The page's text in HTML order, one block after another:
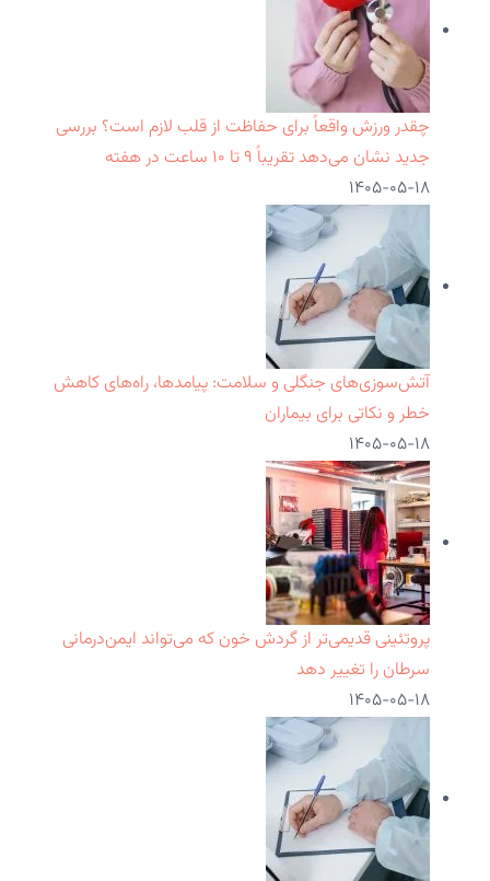
چقدر ورزش واقعاً برای حفاظت از قلب لازم است؟ بررسی
جدید نشان می‌دهد تقریباً ۹ تا ۱۰ ساعت در هفته
۱۴۰۵-۰۵-۱۸
آتش‌سوزی‌های جنگلی و سلامت: پیامدها، راه‌های کاهش
خطر و نکاتی برای بیماران
۱۴۰۵-۰۵-۱۸
پروتئینی قدیمی‌تر از گردش خون که می‌تواند ایمن‌درمانی
سرطان را تغییر دهد
۱۴۰۵-۰۵-۱۸